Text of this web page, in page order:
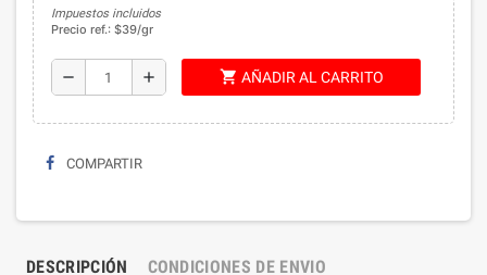
Impuestos incluidos
Precio ref.: $39/gr
remove add shopping_cart AÑADIR AL CARRITO
COMPARTIR
DESCRIPCIÓN CONDICIONES DE ENVIO